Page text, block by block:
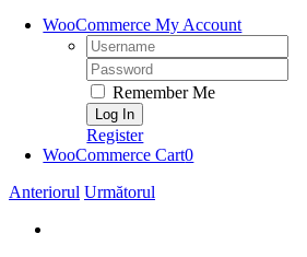
WooCommerce My Account
Username:
Password:
Remember Me
Register
WooCommerce Cart0
Anteriorul Următorul